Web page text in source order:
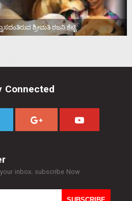
ಶ್ರೀಮತಿ ರಜನಿ ಶೆಟ್ಟಿ
Connected
inbox. subscribe Now